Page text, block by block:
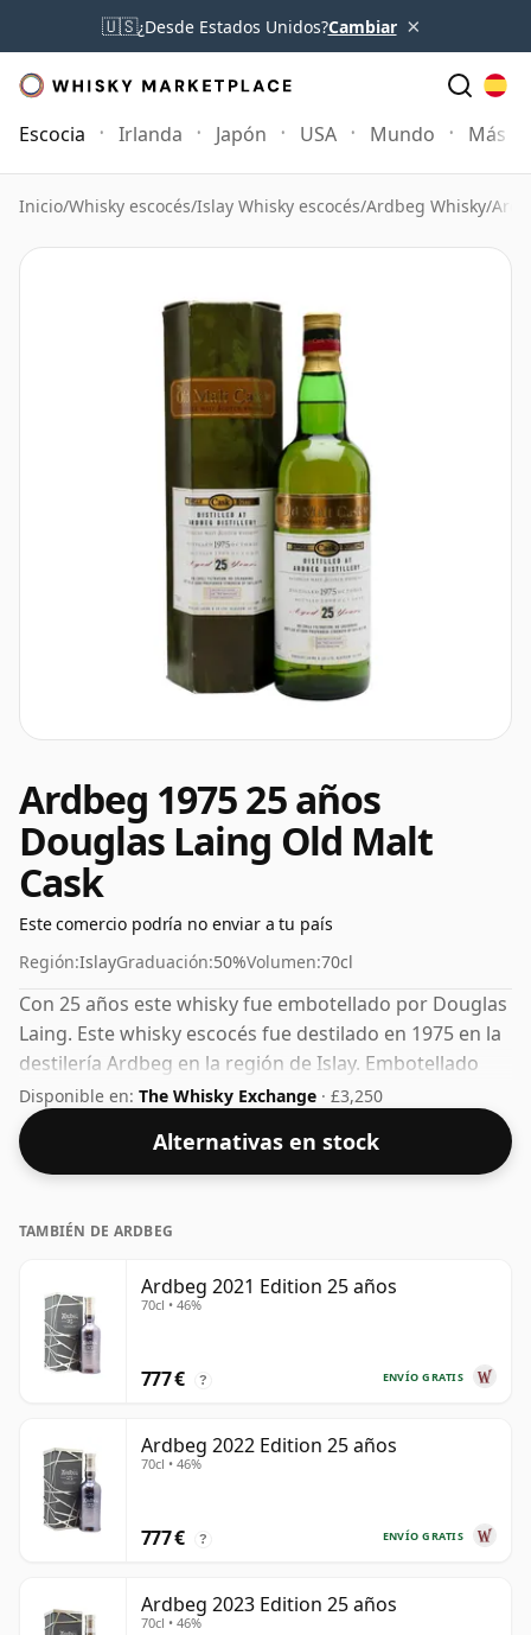
🇺🇸¿Desde Estados Unidos?Cambiar ×
Escocia Irlanda Japón USA Mundo Más
Inicio/Whisky escocés/Islay Whisky escocés/Ardbeg Whisky/
Ardbeg 1975 25 años
Douglas Laing Old Malt
Cask
Este comercio podría no enviar a tu país
Región:IslayGraduación:50%Volumen:70cl
Con 25 años este whisky fue embotellado por Douglas
Laing. Este whisky escocés fue destilado en 1975 en la
destilería Ardbeg en la región de Islay. Embotellado
con una agradable graduación del 50%, este whisky
viene en una botella de 70 cl.
Disponible en: The Whisky Exchange · £3,250
Alternativas en stock
TAMBIÉN DE ARDBEG
Ardbeg 2021 Edition 25 años
70cl • 46%
ENVÍO GRATIS
777 € ?
Ardbeg 2022 Edition 25 años
70cl • 46%
ENVÍO GRATIS
777 € ?
Ardbeg 2023 Edition 25 años
70cl • 46%